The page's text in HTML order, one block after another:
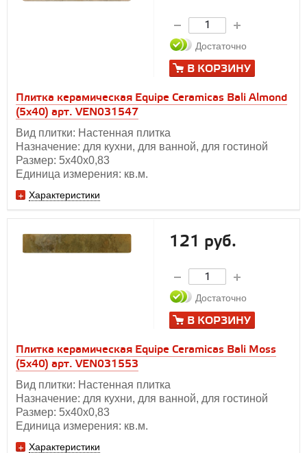
Плитка керамическая Equipe Ceramicas Bali Almond
(5х40) арт. VEN031547
Вид плитки: Настенная плитка
Назначение: для кухни, для ванной, для гостиной
Размер: 5х40х0,83
Единица измерения: кв.м.
Характеристики
Достаточно
В КОРЗИНУ
Плитка керамическая Equipe Ceramicas Bali Moss
(5х40) арт. VEN031553
Вид плитки: Настенная плитка
Назначение: для кухни, для ванной, для гостиной
Размер: 5х40х0,83
Единица измерения: кв.м.
Характеристики
121 руб.
Достаточно
В КОРЗИНУ